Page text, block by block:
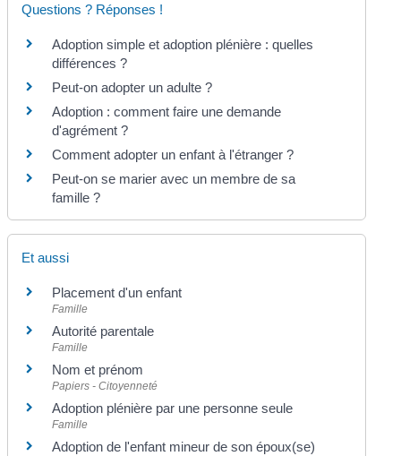
Questions ? Réponses !
Adoption simple et adoption plénière : quelles
différences ?
Peut-on adopter un adulte ?
Adoption : comment faire une demande
d'agrément ?
Comment adopter un enfant à l'étranger ?
Peut-on se marier avec un membre de sa
famille ?
Et aussi
Placement d'un enfant
Famille
Autorité parentale
Famille
Nom et prénom
Papiers - Citoyenneté
Adoption plénière par une personne seule
Famille
Adoption de l'enfant mineur de son époux(se)